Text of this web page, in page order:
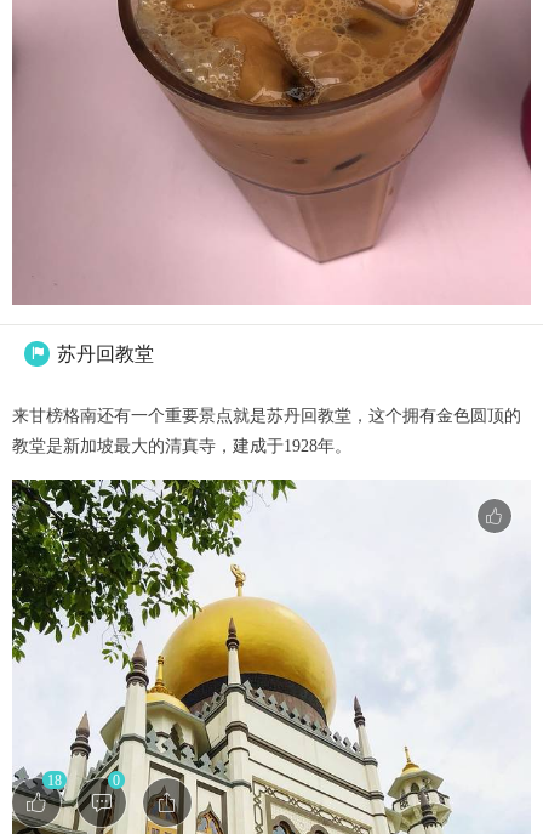
 苏丹回教堂
来甘榜格南还有一个重要景点就是苏丹回教堂，这个拥有金色圆顶的
教堂是新加坡最大的清真寺，建成于1928年。
18 0